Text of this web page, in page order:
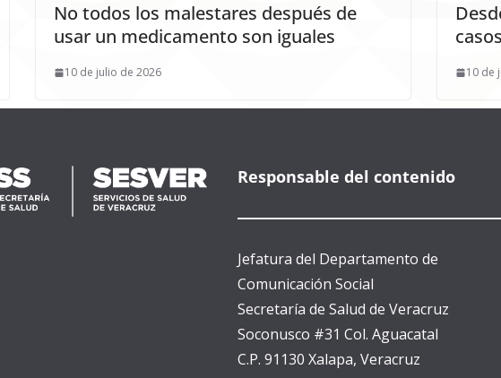
No todos los malestares después de
usar un medicamento son iguales
10 de julio de 2026 10 de
Responsable del contenido
Jefatura del Departamento de
Comunicación Social
Secretaría de Salud de Veracruz
Soconusco #31 Col. Aguacatal
C.P. 91130 Xalapa, Veracruz